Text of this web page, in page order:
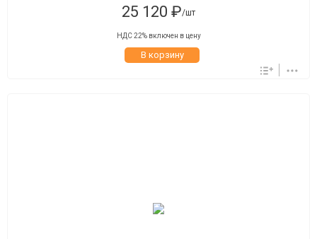
25 120 ₽/шт
НДС 22% включен в цену
В корзину